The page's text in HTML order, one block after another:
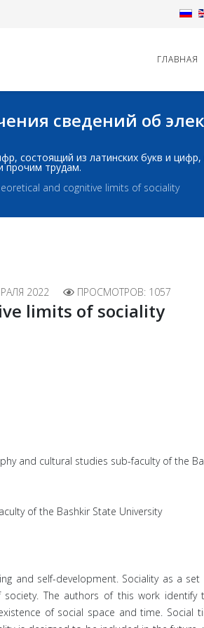
ГЛАВНАЯ
сведений об
состоящий из латинских букв и
прочим трудам.
and cognitive limits of sociality
2022 ПРОСМОТРОВ: 1057
limits of sociality
and cultural studies sub-faculty of the
of the Bashkir State University
and self-development. Sociality as a
The authors of this work
of social space and time.